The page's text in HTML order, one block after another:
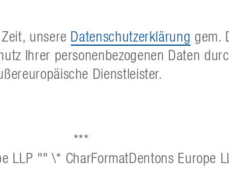
unsere Datenschutzerklärung gem.
Ihrer personenbezogenen Daten
Dienstleister.
***
LLP "" \* CharFormatDentons Europe